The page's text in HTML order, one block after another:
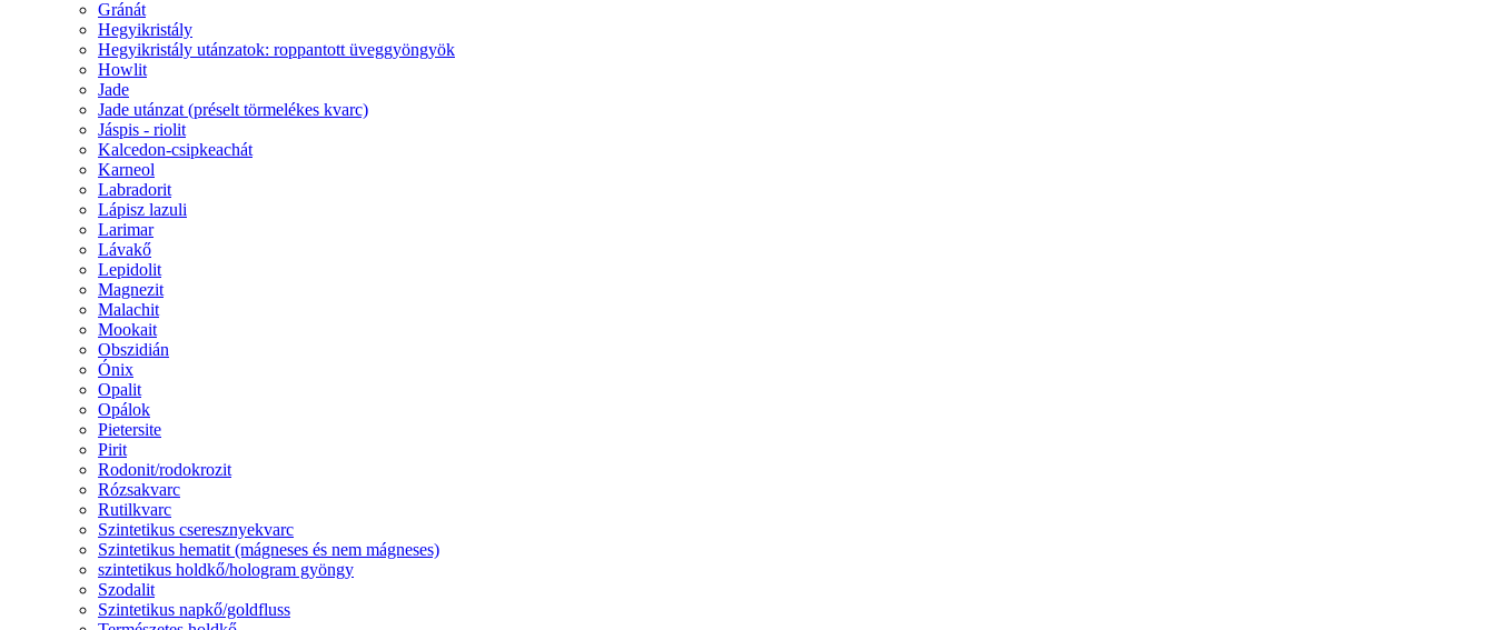
Gránát
Hegyikristály
Hegyikristály utánzatok: roppantott üveggyöngyök
Howlit
Jade
Jade utánzat (préselt törmelékes kvarc)
Jáspis - riolit
Kalcedon-csipkeachát
Karneol
Labradorit
Lápisz lazuli
Larimar
Lávakő
Lepidolit
Magnezit
Malachit
Mookait
Obszidián
Ónix
Opalit
Opálok
Pietersite
Pirit
Rodonit/rodokrozit
Rózsakvarc
Rutilkvarc
Szintetikus cseresznyekvarc
Szintetikus hematit (mágneses és nem mágneses)
szintetikus holdkő/hologram gyöngy
Szodalit
Szintetikus napkő/goldfluss